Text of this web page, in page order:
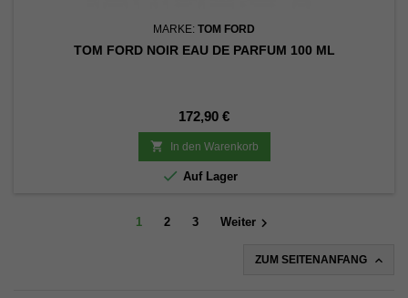
MARKE: TOM FORD
TOM FORD NOIR EAU DE PARFUM 100 ML
Preis
172,90 €
 In den Warenkorb
 Auf Lager
1 2 3 Weiter 
ZUM SEITENANFANG 